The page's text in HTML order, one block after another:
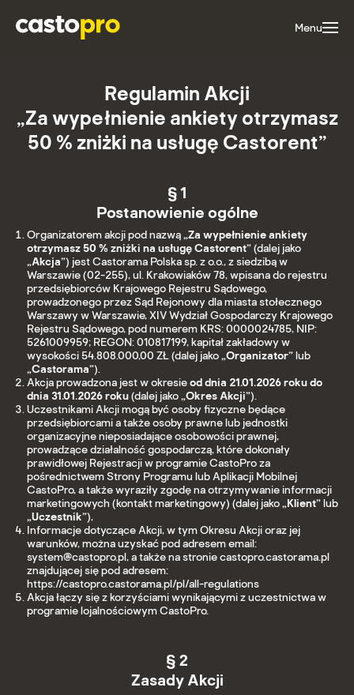
Menu
Regulamin Akcji
„Za wypełnienie ankiety otrzymasz
50 % zniżki na usługę Castorent”
§ 1
Postanowienie ogólne
Organizatorem akcji pod nazwą„Za wypełnienie ankiety
otrzymasz 50 % zniżki na usługę Castorent”(dalej jako
„Akcja”) jest Castorama Polska sp. z o.o., z siedzibą w
Warszawie (02-255), ul. Krakowiaków 78, wpisana do rejestru
przedsiębiorców Krajowego Rejestru Sądowego,
prowadzonego przez Sąd Rejonowy dla miasta stołecznego
Warszawy w Warszawie, XIV Wydział Gospodarczy Krajowego
Rejestru Sądowego, pod numerem KRS: 0000024785, NIP:
5261009959; REGON: 010817199, kapitał zakładowy w
wysokości 54.808.000,00 ZŁ (dalej jako„Organizator”lub
„Castorama”).
Akcja prowadzona jest w okresieod dnia 21.01.2026 roku do
dnia 31.01.2026 roku(dalej jako„Okres Akcji”).
Uczestnikami Akcji mogą być osoby fizyczne będące
przedsiębiorcami a także osoby prawne lub jednostki
organizacyjne nieposiadające osobowości prawnej,
prowadzące działalność gospodarczą, które dokonały
prawidłowej Rejestracji w programie CastoPro za
pośrednictwem Strony Programu lub Aplikacji Mobilnej
CastoPro, a także wyraziły zgodę na otrzymywanie informacji
marketingowych (kontakt marketingowy) (dalej jako„Klient”lub
„Uczestnik”),
Informacje dotyczące Akcji, w tym Okresu Akcji oraz jej
warunków, można uzyskać pod adresem email:
system@castopro.pl, a także na stronie castopro.castorama.pl
znajdującej się pod adresem:
https://castopro.castorama.pl/pl/all-regulations
Akcja łączy się z korzyściami wynikającymi z uczestnictwa w
programie lojalnościowym CastoPro.
§ 2
Zasady Akcji